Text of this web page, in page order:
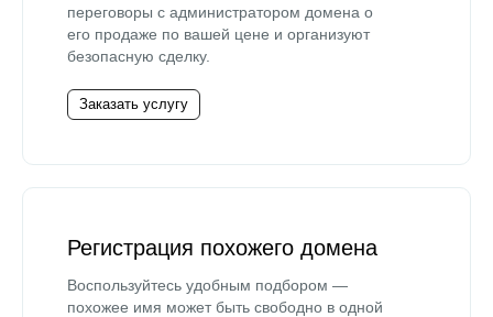
переговоры с администратором домена о
его продаже по вашей цене и организуют
безопасную сделку.
Заказать услугу
Регистрация похожего домена
Воспользуйтесь удобным подбором —
похожее имя может быть свободно в одной